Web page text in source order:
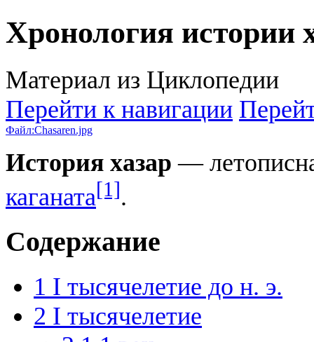
Хронология истории
Материал из Циклопедии
Перейти к навигации
Файл:Chasaren.jpg
История хазар —
каганата[1].
Содержание
1 I тысячелетие до н. э.
2 I тысячелетие